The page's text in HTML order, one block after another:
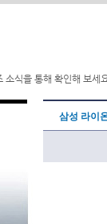
식을 통해 확인해 보세
삼성 라이